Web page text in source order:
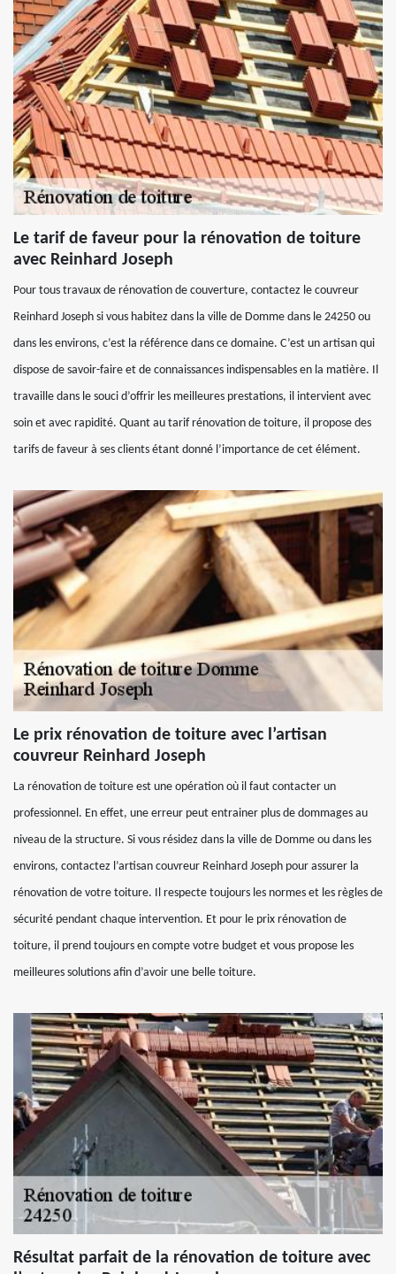
Le tarif de faveur pour la rénovation de toiture
avec Reinhard Joseph
Pour tous travaux de rénovation de couverture, contactez le couvreur
Reinhard Joseph si vous habitez dans la ville de Domme dans le 24250 ou
dans les environs, c’est la référence dans ce domaine. C’est un artisan qui
dispose de savoir-faire et de connaissances indispensables en la matière. Il
travaille dans le souci d’offrir les meilleures prestations, il intervient avec
soin et avec rapidité. Quant au tarif rénovation de toiture, il propose des
tarifs de faveur à ses clients étant donné l’importance de cet élément.
Le prix rénovation de toiture avec l’artisan
couvreur Reinhard Joseph
La rénovation de toiture est une opération où il faut contacter un
professionnel. En effet, une erreur peut entrainer plus de dommages au
niveau de la structure. Si vous résidez dans la ville de Domme ou dans les
environs, contactez l’artisan couvreur Reinhard Joseph pour assurer la
rénovation de votre toiture. Il respecte toujours les normes et les règles de
sécurité pendant chaque intervention. Et pour le prix rénovation de
toiture, il prend toujours en compte votre budget et vous propose les
meilleures solutions afin d’avoir une belle toiture.
Résultat parfait de la rénovation de toiture avec